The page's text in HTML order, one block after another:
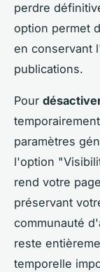
perdre
option permet
en conservant
publications.
Pour
paramètres
l'option
rend votre
préservant
communauté
reste
temporelle